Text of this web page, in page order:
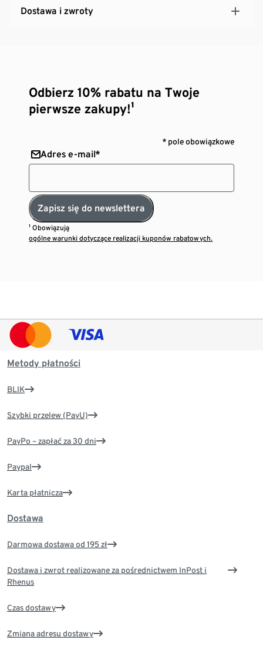
Dostawa i zwroty
Odbierz 10% rabatu na Twoje
pierwsze zakupy!¹
* pole obowiązkowe
Adres e-mail*
Zapisz się do newslettera
¹ Obowiązują
ogólne warunki dotyczące realizacji kuponów rabatowych.
Metody płatności
BLIK
Szybki przelew (PayU)
PayPo – zapłać za 30 dni
Paypal
Karta płatnicza
Dostawa
Darmowa dostawa od 195 zł
Dostawa i zwrot realizowane za pośrednictwem InPost i
Rhenus
Czas dostawy
Zmiana adresu dostawy